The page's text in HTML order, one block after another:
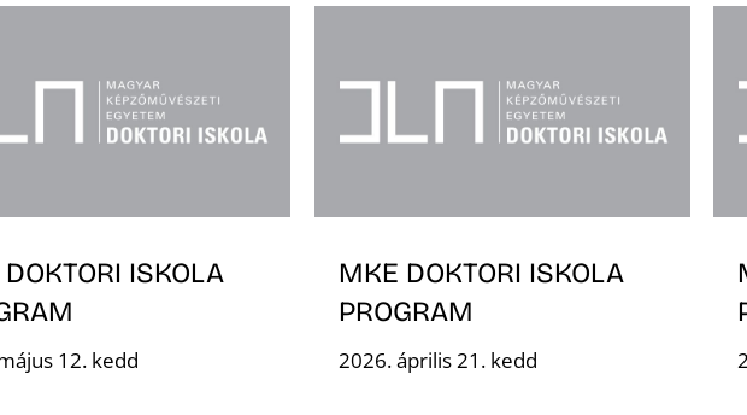
ISKOLA
12. kedd
MKE DOKTORI ISKOLA
PROGRAM
2026. április 21. kedd